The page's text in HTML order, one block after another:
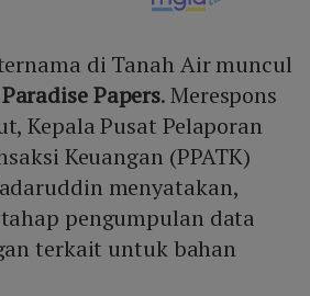
di Tanah Air muncul
Paradise Papers. Merespons
Kepala Pusat Pelaporan
Keuangan (PPATK)
menyatakan,
pengumpulan data
terkait untuk bahan